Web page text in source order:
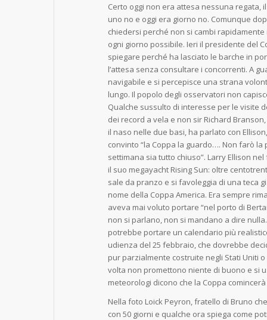
Certo oggi non era attesa nessuna regata,
uno no e oggi era giorno no. Comunque
chiedersi perché non si cambi
ogni giorno possibile. Ieri il presidente del
spiegare perché ha lasciato le barche in
l’attesa senza consultare i concorrenti. A
navigabile e si percepisce una strana
lungo. Il popolo degli osservatori non
Qualche sussulto di interesse per le visite
dei record a vela e non sir Richard
il naso nelle due basi, ha parlato con
convinto “la Coppa la guardo…. Non farò
settimana sia tutto chiuso”. Larry Ellison
il suo megayacht Rising Sun: oltre
sale da pranzo e si favoleggia di una teca
nome della Coppa America. Era sempre
aveva mai voluto portare “nel porto di
non si parlano, non si mandano a dire
potrebbe portare un calendario più
udienza del 25 febbraio, che dovrebbe
pur parzialmente costruite negli Stati Uniti
volta non promettono niente di buono e si
meteorologi dicono che la Coppa
Nella foto Loick Peyron, fratello di Bruno
con 50 giorni e qualche ora spiega come